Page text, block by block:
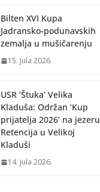
Bilten XVI Kupa
Jadransko-podunavskih
zemalja u mušičarenju
15. Jula 2026.
USR ‘Štuka’ Velika
Kladuša: Održan ‘Kup
prijatelja 2026’ na jezeru
Retencija u Velikoj
Kladuši
14. Jula 2026.